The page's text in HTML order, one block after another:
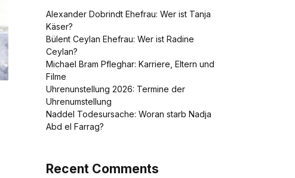
Alexander Dobrindt Ehefrau: Wer ist Tanja
Käser?
Bülent Ceylan Ehefrau: Wer ist Radine
Ceylan?
Michael Bram Pfleghar: Karriere, Eltern und
Filme
Uhrenunstellung 2026: Termine der
Uhrenumstellung
Naddel Todesursache: Woran starb Nadja
Abd el Farrag?
Recent Comments